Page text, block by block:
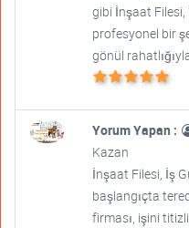
gibi İnşaat Filesi,
profesyonel bir
gönül
Yorum Yapan :
Kazan
İnşaat Filesi, İş
başlangıçta
firması, işini